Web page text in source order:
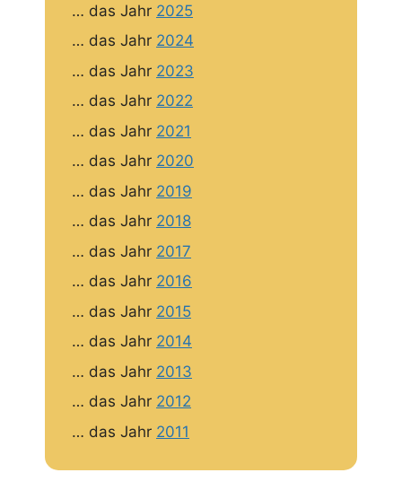
… das Jahr 2025
… das Jahr 2024
… das Jahr 2023
… das Jahr 2022
… das Jahr 2021
… das Jahr 2020
… das Jahr 2019
… das Jahr 2018
… das Jahr 2017
… das Jahr 2016
… das Jahr 2015
… das Jahr 2014
… das Jahr 2013
… das Jahr 2012
… das Jahr 2011